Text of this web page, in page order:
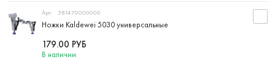
Ножки Kaldewei 5030 универсальные
Арт: 581470000000
В наличии
179.00 РУБ